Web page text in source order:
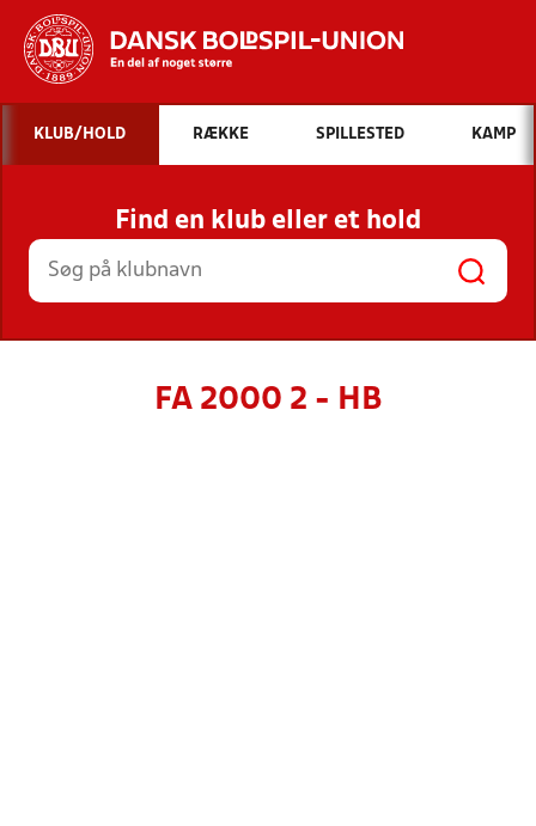
Hvad vil du søge efter?
INDHOLD OG NYHEDER
STILLINGER, RESULTATER, KLUBBER OG
HOLD
KLUB/HOLD RÆKKE SPILLESTED KAMP
Find en klub eller et hold
FA 2000 2 - HB